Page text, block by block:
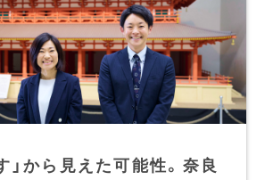
」から見えた可能性。奈良